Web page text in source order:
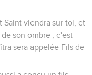
Saint viendra sur toi, et
son ombre ; c'est
sera appelée Fils de